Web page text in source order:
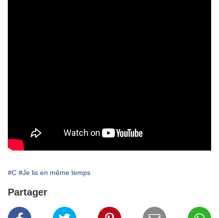
#C #Je lis en même temps
Partager